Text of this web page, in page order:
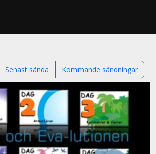
Senast sända Kommande sändningar